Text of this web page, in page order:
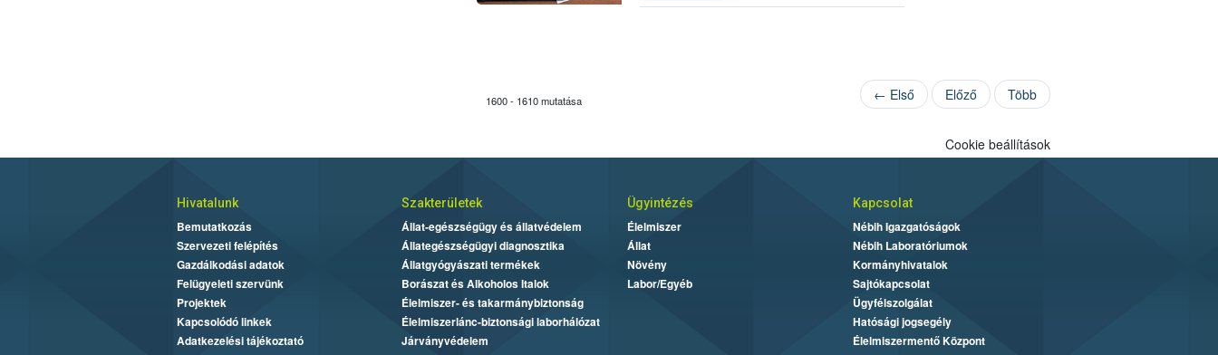
érdekében
1600 - 1610 mutatása ← Első Előző Több
Cookie beállítások
Hivatalunk
Bemutatkozás
Szervezeti felépítés
Gazdálkodási adatok
Felügyeleti szervünk
Projektek
Kapcsolódó linkek
Adatkezelési tájékoztató
Szakterületek
Állat-egészségügy és állatvédelem
Állategészségügyi diagnosztika
Állatgyógyászati termékek
Borászat és Alkoholos Italok
Élelmiszer- és takarmánybiztonság
Élelmiszerlánc-biztonsági laborhálózat
Járványvédelem
Ügyintézés
Élelmiszer
Állat
Növény
Labor/Egyéb
Kapcsolat
Nébih Igazgatóságok
Nébih Laboratóriumok
Kormányhivatalok
Sajtókapcsolat
Ügyfélszolgálat
Hatósági jogsegély
Élelmiszermentő Központ